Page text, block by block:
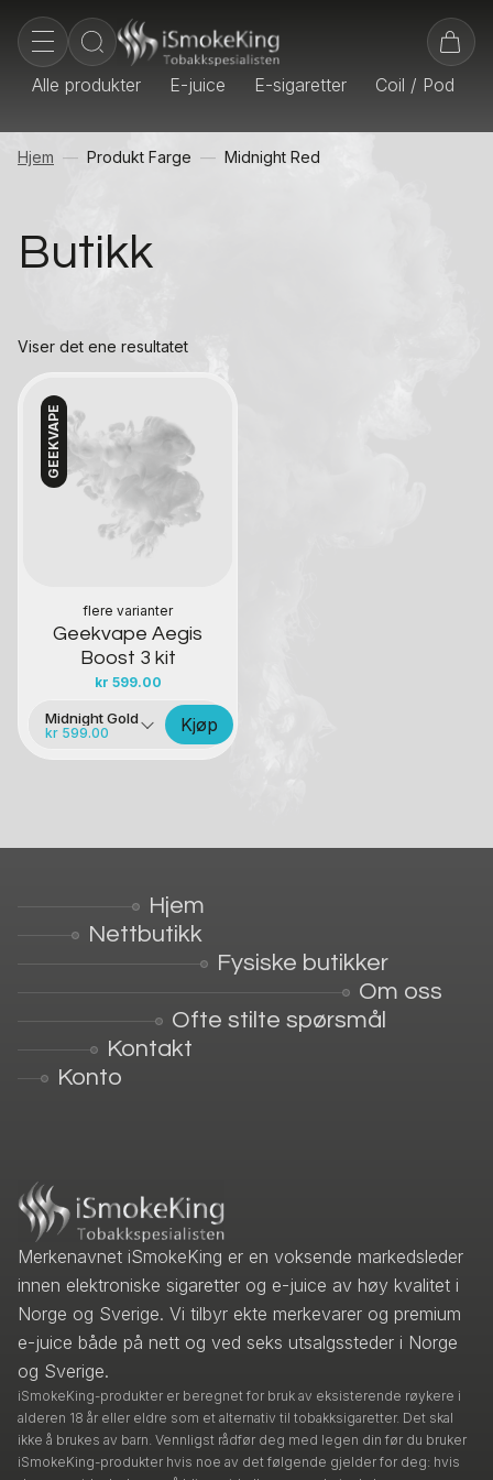
Alle produkter E-juice E-sigaretter Coil / Pod
Hjem Produkt Farge Midnight Red
Butikk
Viser det ene resultatet
GEEKVAPE
flere varianter
Geekvape Aegis
Boost 3 kit
kr 599.00
Kontakt oss
Midnight Gold
kr 599.00 Kjøp
Hjem
Nettbutikk
Fysiske butikker
Om oss
Ofte stilte spørsmål
Kontakt
Konto
Merkenavnet iSmokeKing er en voksende markedsleder
innen elektroniske sigaretter og e-juice av høy kvalitet i
Norge og Sverige. Vi tilbyr ekte merkevarer og premium
e-juice både på nett og ved seks utsalgssteder i Norge
og Sverige.
iSmokeKing-produkter er beregnet for bruk av eksisterende røykere i
alderen 18 år eller eldre som et alternativ til tobakksigaretter. Det skal
ikke å brukes av barn. Vennligst rådfør deg med legen din før du bruker
iSmokeKing-produkter hvis noe av det følgende gjelder for deg: hvis